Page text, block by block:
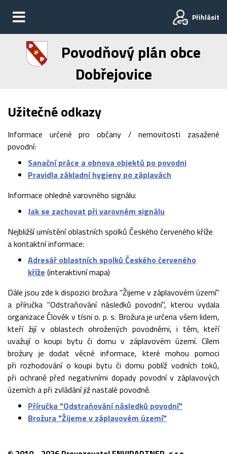
Přihlásit
Povodňový plán obce
Dobřejovice
Užitečné odkazy
Informace určené pro občany / nemovitosti zasažené
povodní:
Sanační práce a obnova objektů po povodni
Pravidla základní hygieny po záplavách
Informace ohledně varovného signálu:
Jak se zachovat při varovném signálu
Nejbližší umístění oblastních spolků Českého červeného kříže
a kontaktní informace:
Adresář oblastních spolků Českého červeného
kříže (interaktivní mapa)
Dále jsou zde k dispozici brožura "Žijeme v záplavovém území"
a příručka "Odstraňování následků povodní", kterou vydala
organizace Člověk v tísni o. p. s. Brožura je určena všem lidem,
kteří žijí v oblastech ohrožených povodněmi, i těm, kteří
uvažují o koupi bytu či domu v záplavovém území. Cílem
brožury je dodat věcné informace, které mohou pomoci
při rozhodování o koupi bytu či domu poblíž vodních toků,
při ochraně před negativními dopady povodní v záplavových
územích a při zvládání již nastalé povodně.
Příručka "Odstraňování následků povodní"
Brožura "Žijeme v záplavovém území"